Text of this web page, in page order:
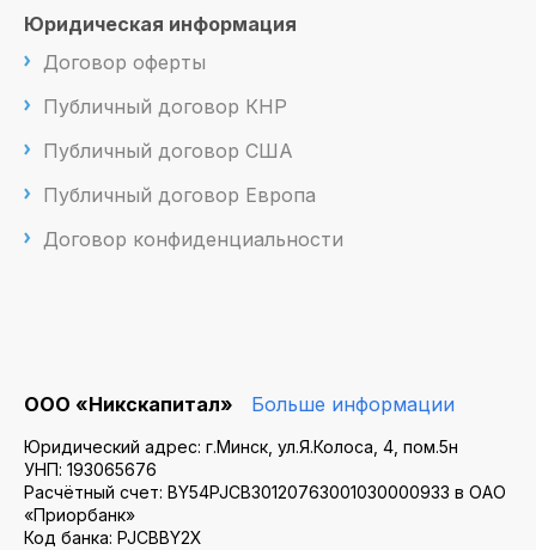
Юридическая информация
Договор оферты
Публичный договор КНР
Публичный договор США
Публичный договор Европа
Договор конфиденциальности
ООО «Никскапитал» Больше информации
Юридический адрес: г.Минск, ул.Я.Колоса, 4, пом.5н
УНП: 193065676
Расчётный счет: BY54PJCB30120763001030000933 в ОАО
«Приорбанк»
Код банка: PJCBBY2X